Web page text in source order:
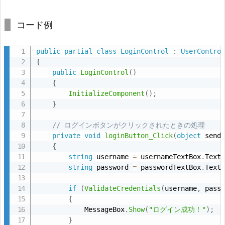
や
ッ
ド
公
開
3
実
際
の
使
コード例
public partial class LoginControl :
UserControl
{
public LoginControl ( )
{
InitializeComponent ( ) ;
}
// ログインボタンがクリックされたときの処理
private void loginButton_Click(object
{
string username = usernameTextBox.Text
string password = passwordTextBox.Text
if (ValidateCredentials (username,
{
            MessageBox
. Show( "ログイン成功！") ;
}